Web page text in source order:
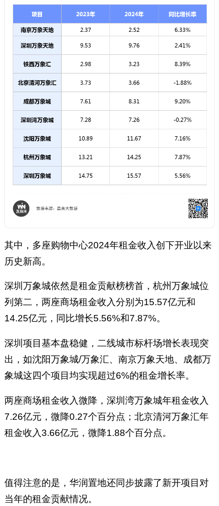
其中，多座购物中心2024年租金收入创下开业以来
历史新高。
深圳万象城依然是租金贡献榜榜首，杭州万象城位
列第二，两座商场租金收入分别为15.57亿元和
14.25亿元，同比增长5.56%和7.87%。
深圳项目基本盘稳健，二线城市标杆场增长表现突
出，如沈阳万象城/万象汇、南京万象天地、成都万
象城这四个项目均实现超过6%的租金增长率。
两座商场租金收入微降，深圳湾万象城年租金收入
7.26亿元，微降0.27个百分点；北京清河万象汇年
租金收入3.66亿元，微降1.88个百分点。
值得注意的是，华润置地还同步披露了新开项目对
当年的租金贡献情况。